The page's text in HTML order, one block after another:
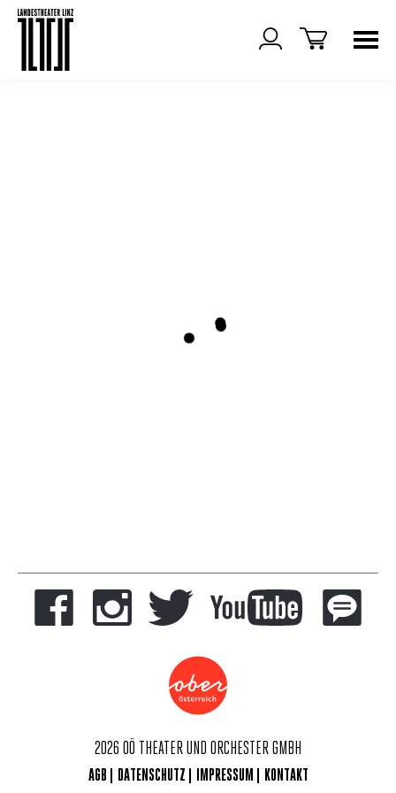
2026 OÖ THEATER UND ORCHESTER GMBH
AGB DATENSCHUTZ IMPRESSUM KONTAKT